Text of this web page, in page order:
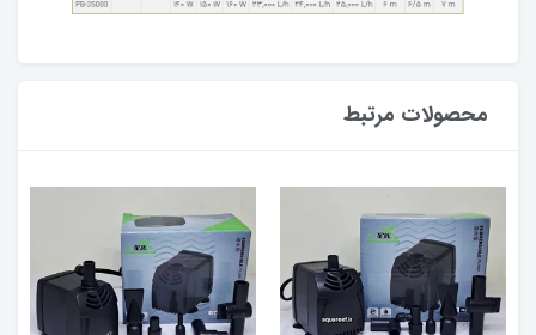
محصولات مرتبط